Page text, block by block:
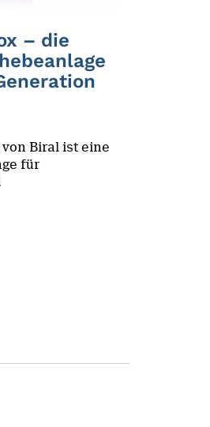
– die
Biral ist eine
für